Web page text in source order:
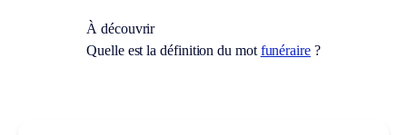
À découvrir
Quelle est la définition du mot funéraire?